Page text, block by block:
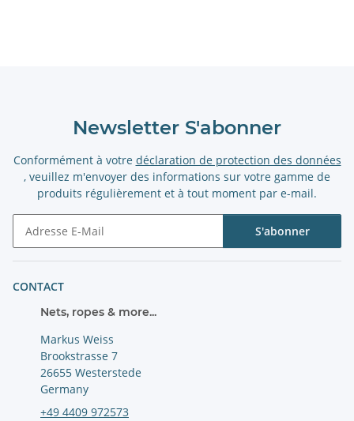
Newsletter S'abonner
Conformément à votre déclaration de protection des données
, veuillez m'envoyer des informations sur votre gamme de
produits régulièrement et à tout moment par e-mail.
S'abonner
CONTACT
Nets, ropes & more...
Markus Weiss
Brookstrasse 7
26655 Westerstede
Germany
+49 4409 972573